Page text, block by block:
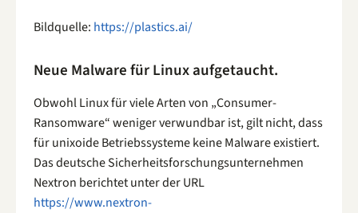
Bildquelle: https://plastics.ai/
Neue Malware für Linux aufgetaucht.
Obwohl Linux für viele Arten von „Consumer-
Ransomware“ weniger verwundbar ist, gilt nicht, dass
für unixoide Betriebssysteme keine Malware existiert.
Das deutsche Sicherheitsforschungsunternehmen
Nextron berichtet unter der URL
https://www.nextron-